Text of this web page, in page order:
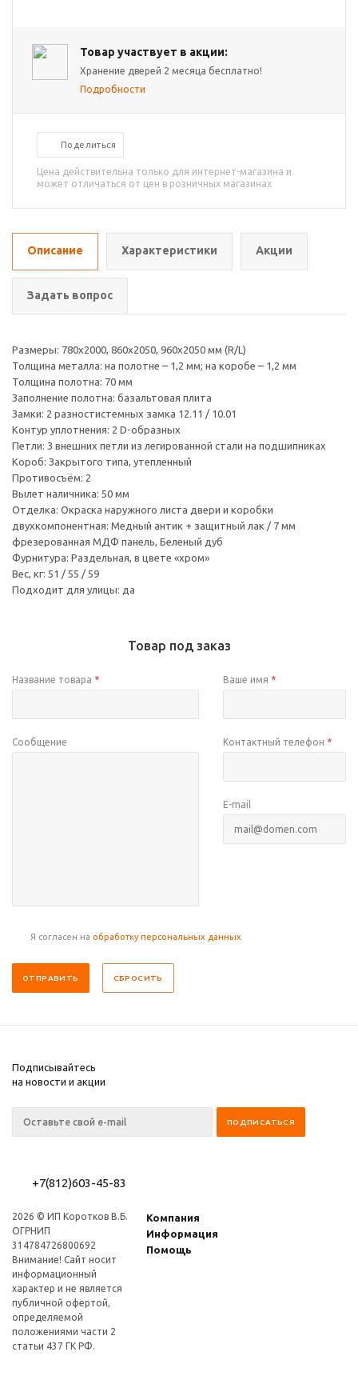
Товар участвует в акции:
Хранение дверей 2 месяца бесплатно!
Подробности
Поделиться
Цена действительна только для интернет-магазина и
может отличаться от цен в розничных магазинах
Описание Характеристики Акции
Задать вопрос
Размеры: 780х2000, 860х2050, 960х2050 мм (R/L)
Толщина металла: на полотне – 1,2 мм; на коробе – 1,2 мм
Толщина полотна: 70 мм
Заполнение полотна: базальтовая плита
Замки: 2 разностистемных замка 12.11 / 10.01
Контур уплотнения: 2 D-образных
Петли: 3 внешних петли из легированной стали на подшипниках
Короб: Закрытого типа, утепленный
Противосъём: 2
Вылет наличника: 50 мм
Отделка: Окраска наружного листа двери и коробки
двухкомпонентная: Медный антик + защитный лак / 7 мм
фрезерованная МДФ панель, Беленый дуб
Фурнитура: Раздельная, в цвете «хром»
Вес, кг: 51 / 55 / 59
Подходит для улицы: да
Товар под заказ
Название товара *
Сообщение
Ваше имя *
Контактный телефон *
E-mail
Я согласен на обработку персональных данных
СБРОСИТЬ
Подписывайтесь
на новости и акции
+7(812)603-45-83
2026 © ИП Коротков В.Б.
ОГРНИП
314784726800692
Внимание! Сайт носит
информационный
характер и не является
публичной офертой,
определяемой
положениями части 2
статьи 437 ГК РФ.
Компания
Информация
Помощь